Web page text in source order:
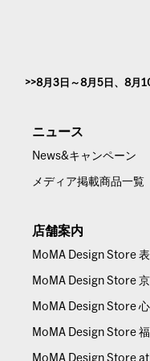
8月3日～8月5日、8月
ニュース
News&キャンペーン
メディア掲載商品一覧
店舗案内
MoMA Design Store
MoMA Design Store
MoMA Design Store
MoMA Design Store 福
MoMA Design Store at